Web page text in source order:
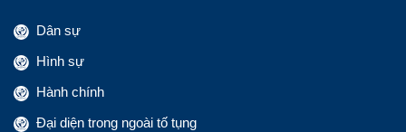
Dân sự
Hình sự
Hành chính
Đại diện trong ngoài tố tụng